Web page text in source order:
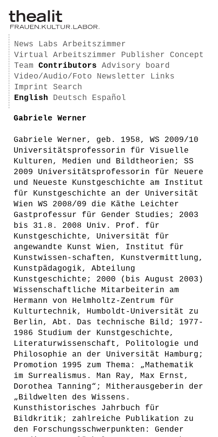
News Labs
Arbeitszimmer
Virtual Arbeitszimmer
Publisher
Concept
Team
Contributors
Advisory board
Video/Audio/Foto
Newsletter
Links
Imprint
Search
English
Deutsch Español
Gabriele Werner
Gabriele Werner, geb. 1958, WS 2009/10
Universitätsprofessorin für Visuelle
Kulturen, Medien und Bildtheorien; SS
2009 Universitätsprofessorin für Neuere
und Neueste Kunstgeschichte am Institut
für Kunstgeschichte an der Universität
Wien WS 2008/09 die Käthe Leichter
Gastprofessur für Gender Studies; 2003
bis 31.8. 2008 Univ. Prof. für
Kunstgeschichte, Universität für
angewandte Kunst Wien, Institut für
Kunstwissen-schaften, Kunstvermittlung,
Kunstpädagogik, Abteilung
Kunstgeschichte; 2000 (bis August 2003)
Wissenschaftliche Mitarbeiterin am
Hermann von Helmholtz-Zentrum für
Kulturtechnik, Humboldt-Universität zu
Berlin, Abt. Das technische Bild; 1977-
1986 Studium der Kunstgeschichte,
Literaturwissenschaft, Politologie und
Philosophie an der Universität Hamburg;
Promotion 1995 zum Thema: „Mathematik
im Surrealismus. Man Ray, Max Ernst,
Dorothea Tanning“; Mitherausgeberin der
„Bildwelten des Wissens.
Kunsthistorisches Jahrbuch für
Bildkritik; zahlreiche Publikation zu
den Forschungsschwerpunkten: Gender